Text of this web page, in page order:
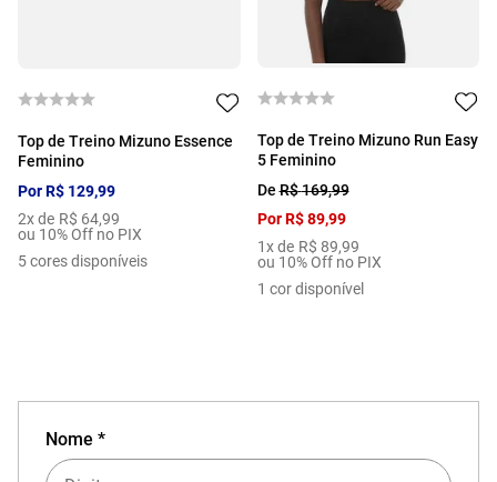
Top de Treino Mizuno Essence
Feminino
PorR$ 129,99
2x de R$ 64,99
ou 10% Off no PIX
5cores disponíveis
Top de Treino Mizuno Run Easy
5 Feminino
DeR$169,99
PorR$ 89,99
1x de R$ 89,99
ou 10% Off no PIX
1 cor disponível
Nome *